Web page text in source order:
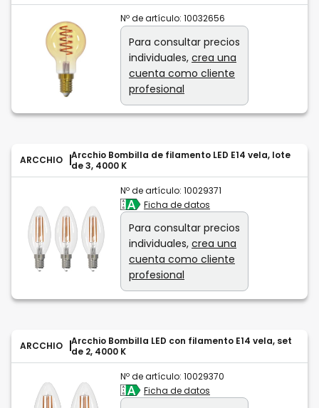
Nº de artículo: 10032656
Para consultar precios
individuales, crea una
cuenta como cliente
profesional
ARCCHIO
Arcchio Bombilla de filamento LED E14 vela, lote
de 3, 4000 K
Nº de artículo: 10029371
Ficha de datos
Para consultar precios
individuales, crea una
cuenta como cliente
profesional
ARCCHIO
Arcchio Bombilla LED con filamento E14 vela, set
de 2, 4000 K
Nº de artículo: 10029370
Ficha de datos